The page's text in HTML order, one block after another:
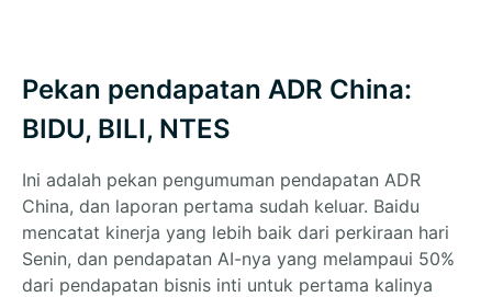
Pekan pendapatan ADR China:
BIDU, BILI, NTES
Ini adalah pekan pengumuman pendapatan ADR
China, dan laporan pertama sudah keluar. Baidu
mencatat kinerja yang lebih baik dari perkiraan hari
Senin, dan pendapatan AI-nya yang melampaui 50%
dari pendapatan bisnis inti untuk pertama kalinya